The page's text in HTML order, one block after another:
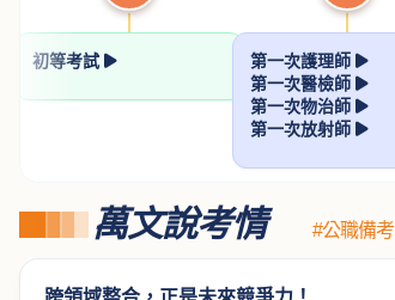
初等考試
第一次護理師
第一次醫檢師
第一次物治師
第一次放射師
萬文說考情 #公職備考